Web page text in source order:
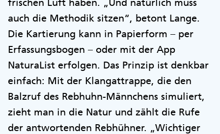
frischen Luft haben. „Und natürlich muss
auch die Methodik sitzen“, betont Lange.
Die Kartierung kann in Papierform – per
Erfassungsbogen – oder mit der App
NaturaList erfolgen. Das Prinzip ist denkbar
einfach: Mit der Klangattrappe, die den
Balzruf des Rebhuhn-Männchens simuliert,
zieht man in die Natur und zählt die Rufe
der antwortenden Rebhühner. „Wichtiger